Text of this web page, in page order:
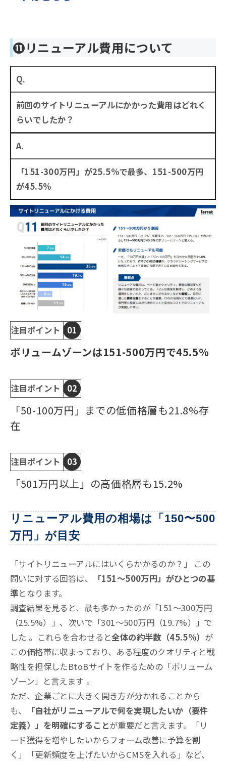
⓫リニューアル費用について
Q.
前回のサイトリニューアルにかかった費用はどれく
らいでしたか？
A.
「151-300万円」が25.5%で最多、151-500万円
が45.5%
注目ポイント 01
ボリュームゾーンは151-500万円で45.5%
注目ポイント 02
「50-100万円」までの低価格層も21.8%存
在
注目ポイント 03
「501万円以上」の高価格層も15.2%
リニューアル費用の相場は「150〜500
万円」が目安
「サイトリニューアルにはいくらかかるのか？」 この
問いに対する回答は、
「151〜500万円」がひとつの基
準となります。
調査結果を見ると、最も多かったのが「151〜300万円
（25.5%）」、次いで「301〜500万円（19.7%）」で
した 。これらを合わせると全体の約半数（45.5%） が
この価格帯に収まっており、ある程度のクオリティと戦
略性を担保したBtoBサイトを作るための「ボリューム
ゾーン」と言えます 。
ただ、企業ごとに大きく開き方が分かれることから
も、
「自社がリニューアルで何を実現したいか（要件
定義）」を明確にすることが重要だと言えます。「リ
ード獲得を増やしたいからフォーム改善に予算を割
く」「更新頻度を上げたいからCMSを入れる」など、